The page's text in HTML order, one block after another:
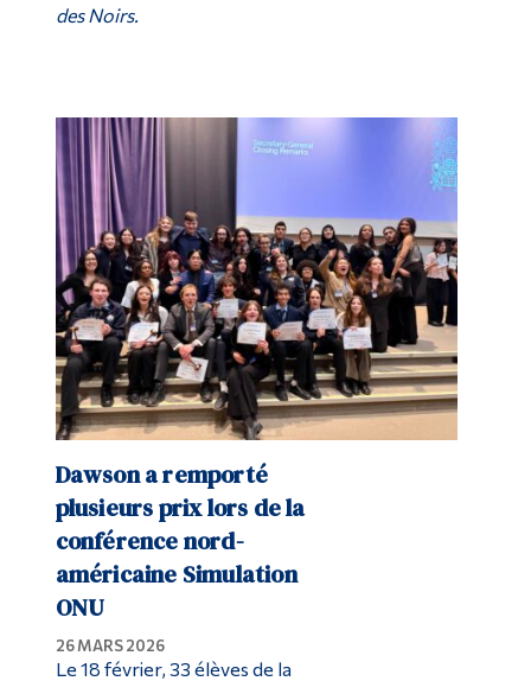
des Noirs.
Dawson a remporté
plusieurs prix lors de la
conférence nord-
américaine Simulation
ONU
26 MARS 2026
Le 18 février, 33 élèves de la